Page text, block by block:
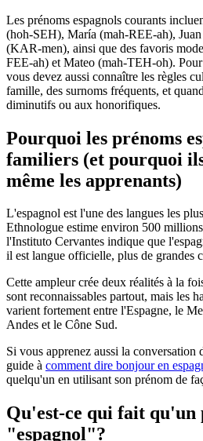
Les prénoms espagnols courants
(hoh-SEH), María (mah-REE-ah),
(KAR-men), ainsi que des favoris
FEE-ah) et Mateo (mah-TEH-oh).
vous devez aussi connaître les règles
famille, des surnoms fréquents, et
diminutifs ou aux honorifiques.
Pourquoi les prénoms
familiers (et pourquoi
même les apprenants)
L'espagnol est l'une des langues les
Ethnologue estime environ 500
l'Instituto Cervantes indique que
il est langue officielle, plus de grandes
Cette ampleur crée deux réalités à la
sont reconnaissables partout, mais les
varient fortement entre l'Espagne, le
Andes et le Cône Sud.
Si vous apprenez aussi la conversation
guide à comment dire bonjour en
quelqu'un en utilisant son prénom de
Qu'est-ce qui fait qu'un
"espagnol"?